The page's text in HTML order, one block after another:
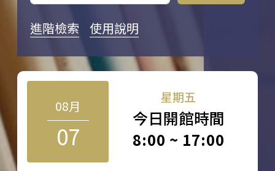
進階檢索 使用說明
08月
07
星期五
今日開館時間
8:00 ~ 17:00